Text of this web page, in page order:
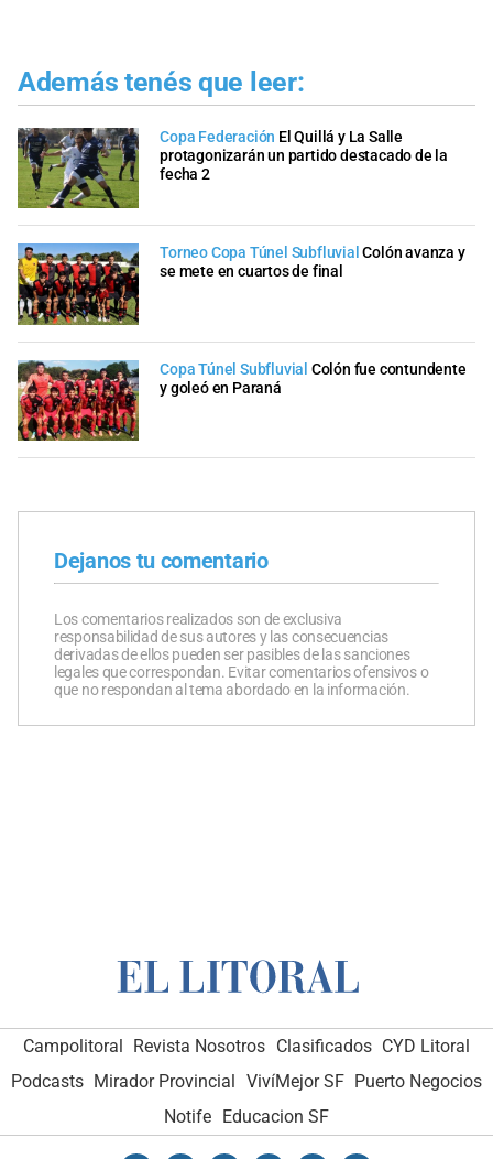
Además tenés que leer:
Copa Federación El Quillá y La Salle
protagonizarán un partido destacado de la
fecha 2
Torneo Copa Túnel Subfluvial Colón avanza y
se mete en cuartos de final
Copa Túnel Subfluvial Colón fue contundente
y goleó en Paraná
Dejanos tu comentario
Los comentarios realizados son de exclusiva
responsabilidad de sus autores y las consecuencias
derivadas de ellos pueden ser pasibles de las sanciones
legales que correspondan. Evitar comentarios ofensivos o
que no respondan al tema abordado en la información.
Campolitoral Revista Nosotros Clasificados CYD Litoral
Podcasts Mirador Provincial VivíMejor SF Puerto Negocios
Notife Educacion SF